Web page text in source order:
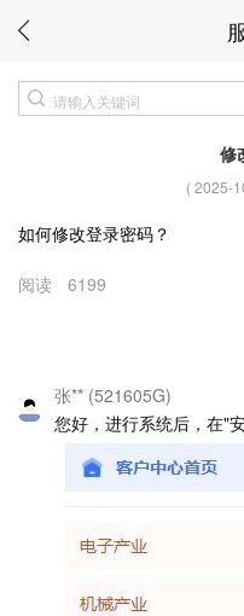
修
(2025-
如何修改登录密码？
阅读 6199
张** (521605G)
您好，进行系统后，在"